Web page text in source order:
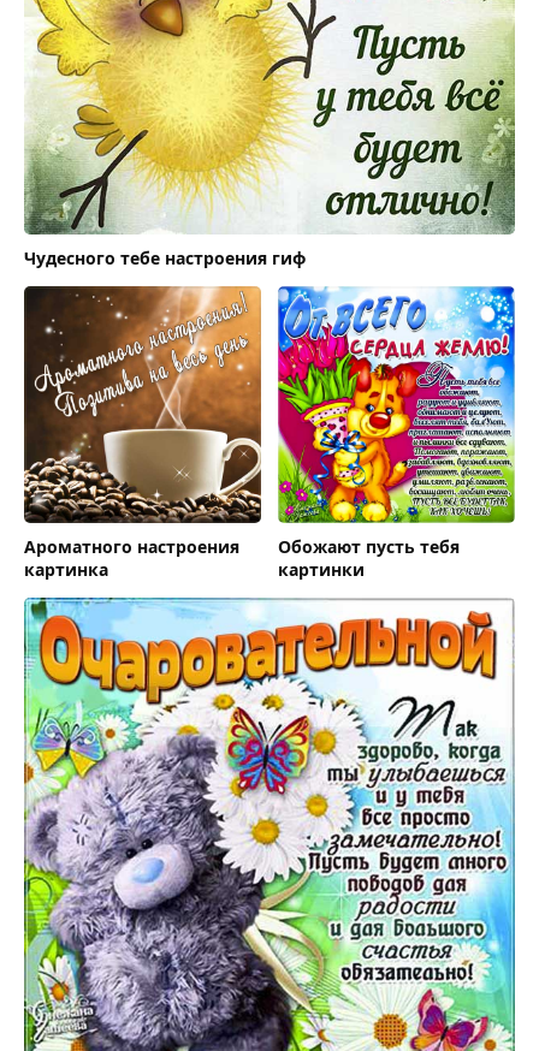
Чудесного тебе настроения гиф
Ароматного настроения
картинка
Обожают пусть тебя
картинки